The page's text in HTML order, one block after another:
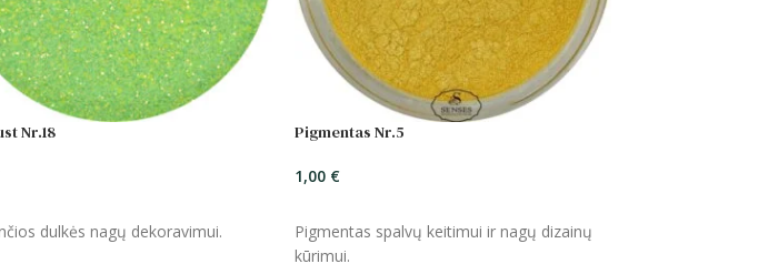
Nr.18
dulkės nagų dekoravimui.
Pigmentas Nr.5
1,00 €
Pigmentas spalvų keitimui ir nagų dizainų
kūrimui.